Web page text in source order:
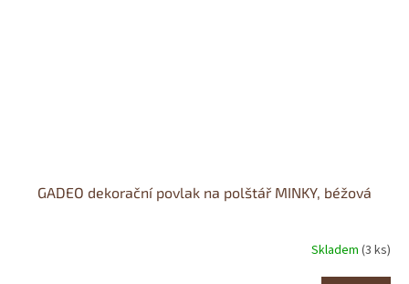
GADEO dekorační povlak na polštář MINKY, béžová
Skladem (3 ks)